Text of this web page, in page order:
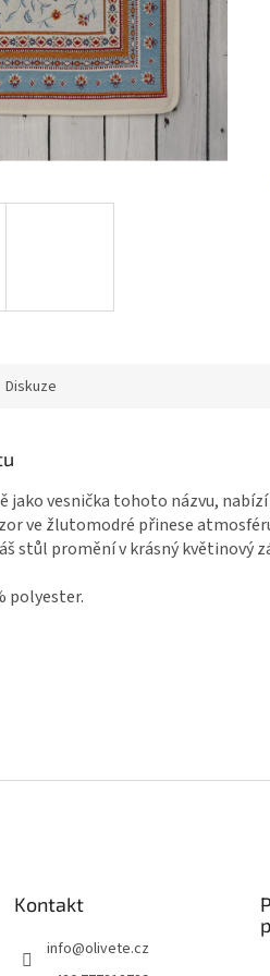
Diskuze
jako vesnička tohoto názvu,
ve žlutomodré přinese
stůl promění v krásný květinový
polyester.
Kontakt
info@olivete.cz